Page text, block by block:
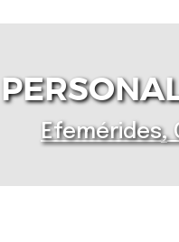
Efemérides,